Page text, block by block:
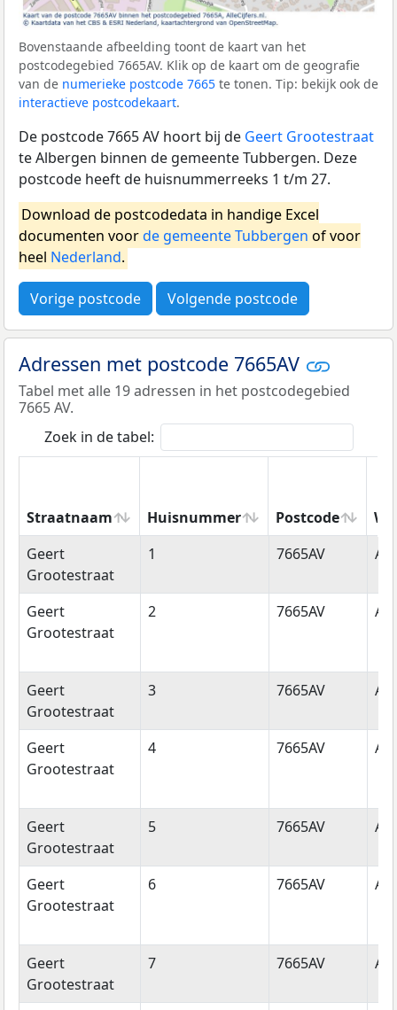
Bovenstaande afbeelding toont de kaart van het
postcodegebied 7665AV. Klik op de kaart om de geografie
van de numerieke postcode 7665 te tonen. Tip: bekijk ook de
interactieve postcodekaart.
De postcode 7665 AV hoort bij de Geert Grootestraat
te Albergen binnen de gemeente Tubbergen. Deze
postcode heeft de huisnummerreeks 1 t/m 27.
Download de postcodedata in handige Excel
documenten voorde gemeente Tubbergen of voor
heel Nederland.
Vorige postcode Volgende postcode
Adressen met postcode 7665AV
Tabel met alle 19 adressen in het postcodegebied
7665 AV.
Zoek in de tabel:
Straatnaam Huisnummer Postcode
Straatnaam
Huisnummer Postcode
Geert
Grootestraat
1 7665AV
Geert
Grootestraat
2 7665AV
Geert
Grootestraat
3 7665AV
Geert
Grootestraat
4 7665AV
Geert
Grootestraat
5 7665AV
Geert
Grootestraat
6 7665AV
Geert
Grootestraat
7 7665AV